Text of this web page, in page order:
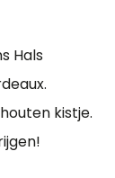
Hals
kistje.